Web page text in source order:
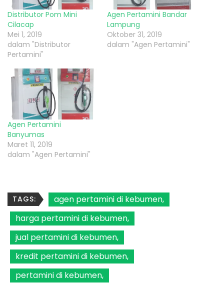
Distributor Pom Mini
Cilacap
Mei 1, 2019
dalam "Distributor
Pertamini"
Agen Pertamini Bandar
Lampung
Oktober 31, 2019
dalam "Agen Pertamini"
Agen Pertamini
Banyumas
Maret 11, 2019
dalam "Agen Pertamini"
TAGS:
agen pertamini di kebumen
harga pertamini di kebumen
jual pertamini di kebumen
kredit pertamini di kebumen
pertamini di kebumen